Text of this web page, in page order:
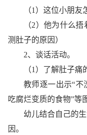
（1）这位小朋友
（2）他为什么
测肚子的原因）
2、谈话活动。
（1）了解肚子痛
教师逐一出示“不
吃腐烂变质的食物”等
幼儿结合自己的
因。